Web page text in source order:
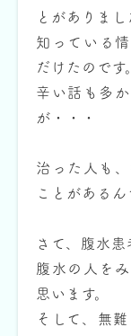
とがありまし
知っている
だけたのです
辛い話も多
が・・・
治った人も
ことがあるん
さて、腹水患
腹水の人を
思います。
そして、無